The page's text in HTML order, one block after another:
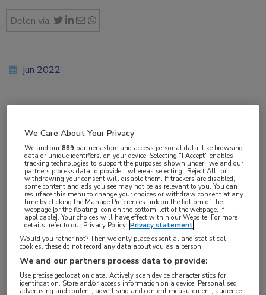
Delen via:
De combinatie van androgeendeprivatietherapie
(ADT), docetaxel en abirateron verbetert de
jun 2022
Oncologie,Urologie
Aandachtsgebieden:
Uro-oncologie
Tags:
abirateron
We Care About Your Privacy
We and our889 partners store and access personal data, like browsing
data or unique identifiers, on your device. Selecting "I Accept" enables
tracking technologies to support the purposes shown under "we and our
partners process data to provide," whereas selecting "Reject All" or
withdrawing your consent will disable them. If trackers are disabled,
some content and ads you see may not be as relevant to you. You can
resurface this menu to change your choices or withdraw consent at any
time by clicking the Manage Preferences link on the bottom of the
webpage [or the floating icon on the bottom-left of the webpage, if
applicable]. Your choices will have effect within our Website. For more
details, refer to our Privacy Policy. Privacy statement
Would you rather not? Then we only place essential and statistical
cookies, these do not record any data about you as a person
We and our partners process data to provide:
Use precise geolocation data. Actively scan device characteristics for
identification. Store and/or access information on a device. Personalised
advertising and content, advertising and content measurement, audience